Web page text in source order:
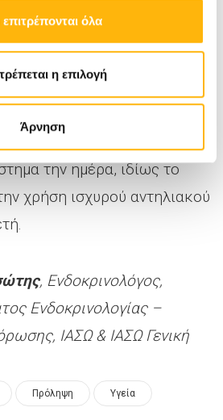
όλα
η επιλογή
Άρνηση
είναι λογικό να
έλλειψη από την
την ημέρα, ιδίως το
χρήση ισχυρού αντηλιακού
, Ενδοκρινολόγος,
Ενδοκρινολογίας –
ΙΑΣΩ & ΙΑΣΩ Γενική
Πρόληψη Υγεία